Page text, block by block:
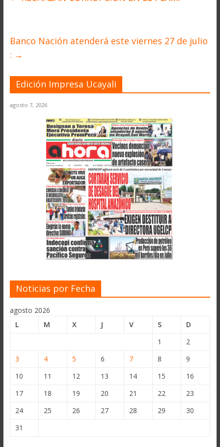
Banco Nación atenderá este viernes 27 de julio
: →
Edición Impresa Ucayali
agosto 7, 2026
Noticias por Fecha
agosto 2026
L
M X J V S
D
1
2
3
4 5 6 7 8
9
10
11 12 13 14 15
16
17
18 19 20 21 22
23
24
25 26 27 28 29
30
31